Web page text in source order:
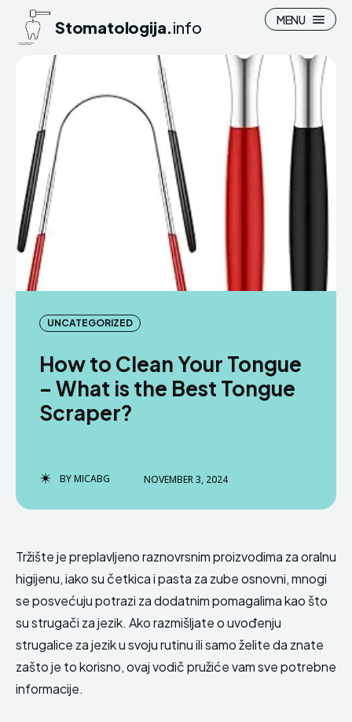
Stomatologija.info MENU
UNCATEGORIZED
How to Clean Your Tongue
– What is the Best Tongue
Scraper?
BYMICABG NOVEMBER 3, 2024
Tržište je preplavljeno raznovrsnim proizvodima za oralnu
higijenu, iako su četkica i pasta za zube osnovni, mnogi
se posvećuju potrazi za dodatnim pomagalima kao što
su strugači za jezik. Ako razmišljate o uvođenju
strugalice za jezik u svoju rutinu ili samo želite da znate
zašto je to korisno, ovaj vodič pružiće vam sve potrebne
informacije.